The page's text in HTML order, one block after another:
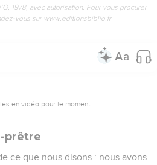
1978, avec autorisation. Pour vous procurer
vous sur www.editionsbiblio.fr
en vidéo pour le moment.
prêtre
ce que nous disons : nous avons